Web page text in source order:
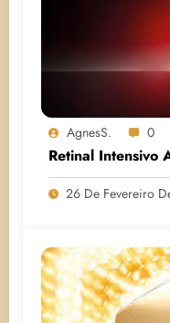
AgnesS. 0
Retinal Intensivo
26 De Fevereiro